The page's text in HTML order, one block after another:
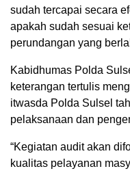
sudah tercapai secara
apakah sudah sesuai
perundangan yang
Kabidhumas Polda
keterangan tertulis
itwasda Polda Sulsel
pelaksanaan dan
“Kegiatan audit akan
kualitas pelayanan